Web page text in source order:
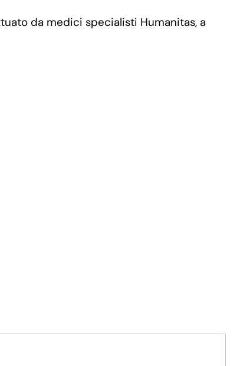
da medici specialisti Humanitas, a